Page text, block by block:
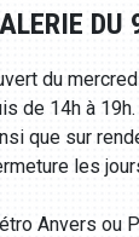
DU
du
de 14h à 19h.
que sur
les
Anvers ou